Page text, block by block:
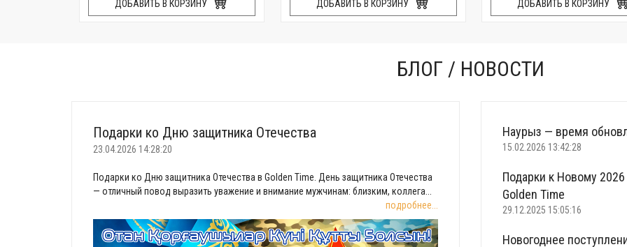
ДОБАВИТЬ В КОРЗИНУ ДОБАВИТЬ В КОРЗИНУ ДОБАВИТЬ В КОРЗИНУ
БЛОГ / НОВОСТИ
Подарки ко Дню защитника Отечества
23.04.2026 14:28:20
Подарки ко Дню защитника Отечества в Golden Time. День защитника Отечества
— отличный повод выразить уважение и внимание мужчинам: близким, коллега...
подробнее...
Наурыз — время
15.02.2026 13:42:28
Подарки к Новому
Golden Time
29.12.2025 15:05:16
Новогоднее